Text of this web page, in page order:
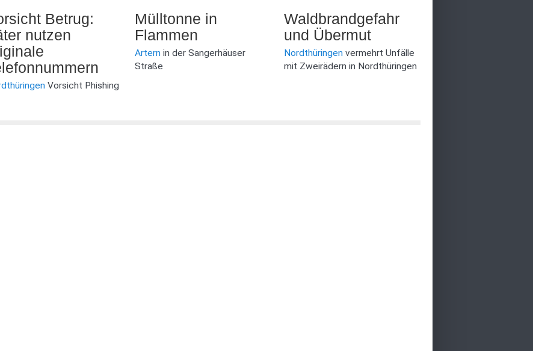
Betrug:
nutzen
Vorsicht Phishing
Mülltonne in
Flammen
Artern in der Sangerhäuser
Straße
Waldbrandgefahr
und Übermut
Nordthüringenvermehrt Unfälle
mit Zweirädern in Nordthüringen